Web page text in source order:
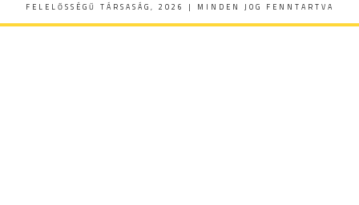
FELELŐSSÉGŰ TÁRSASÁG, 2026 | MINDEN JOG FENNTARTVA